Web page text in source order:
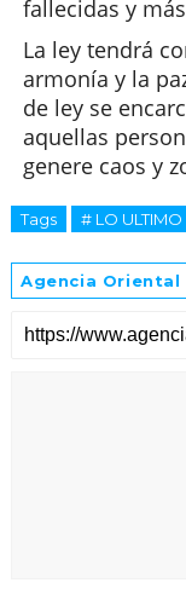
e
t
a
s
e
t
s
fallecidas y
La ley tendrá
armonía y la
de ley se
aquellas
genere caos y
Tags # LO ULTIMO
Agencia